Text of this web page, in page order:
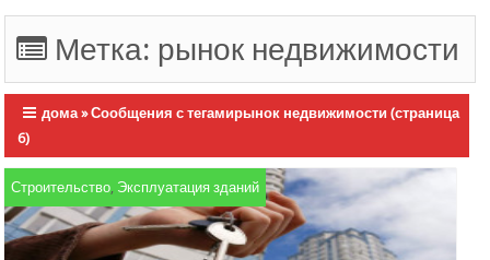
Метка: рынок недвижимости
дома»Сообщения с тегамирынок недвижимости (страница
6)
Строительство Эксплуатация зданий